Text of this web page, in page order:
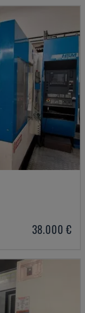
38.000 €